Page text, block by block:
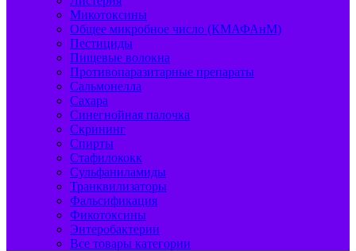
Микотоксины
Общее микробное число (КМАФАнМ)
Пестициды
Пищевые волокна
Противопаразитарные препараты
Сальмонелла
Сахара
Синегнойная палочка
Скрининг
Спирты
Стафилококк
Сульфаниламиды
Транквилизаторы
Фальсификация
Фикотоксины
Энтеробактерии
Все товары категории